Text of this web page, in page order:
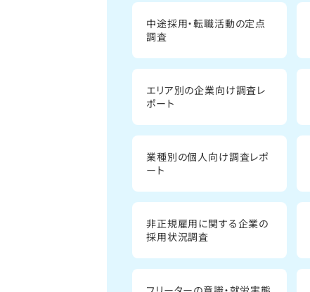
中途採用・転職活動の定点
調査
エリア別の企業向け調査レ
ポート
業種別の個人向け調査レポ
ート
非正規雇用に関する企業の
採用状況調査